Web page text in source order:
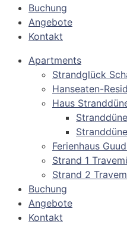
Buchung
Angebote
Kontakt
Apartments
Strandglück
Hanseaten-
Haus
Ferienhaus
Strand 1
Strand 2
Buchung
Angebote
Kontakt